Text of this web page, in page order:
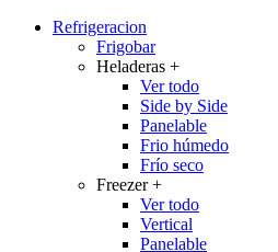
Refrigeracion
Frigobar
Heladeras +
Ver todo
Side by Side
Panelable
Frio húmedo
Frío seco
Freezer+
Ver todo
Vertical
Panelable